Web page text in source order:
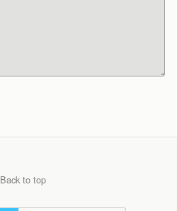
Back to top